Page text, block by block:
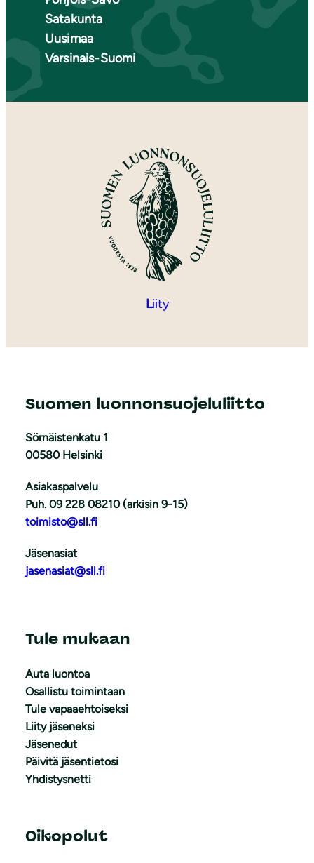
Satakunta
Uusimaa
Varsinais-Suomi
Liity
Suomen luonnonsuojeluliitto
Sörnäistenkatu 1
00580 Helsinki
Asiakaspalvelu
Puh. 09 228 08210 (arkisin 9-15)
toimisto@sll.fi
Jäsenasiat
jasenasiat@sll.fi
Tule mukaan
Auta luontoa
Osallistu toimintaan
Tule vapaaehtoiseksi
Liity jäseneksi
Jäsenedut
Päivitä jäsentietosi
Yhdistysnetti
Oikopolut